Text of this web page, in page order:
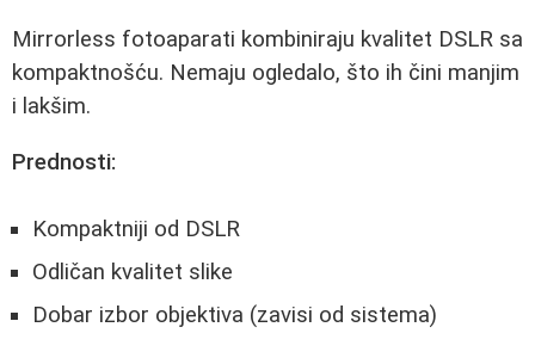
Mirrorless fotoaparati kombiniraju kvalitet DSLR sa
kompaktnošću. Nemaju ogledalo, što ih čini manjim
i lakšim.
Prednosti:
Kompaktniji od DSLR
Odličan kvalitet slike
Dobar izbor objektiva (zavisi od sistema)